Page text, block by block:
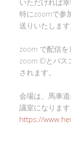
いただければ幸
特にzoomで参
送りいたします
zoom で配信を
zoom IDとパス
されます。
会場は、馬車
議室になります
https://